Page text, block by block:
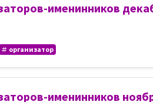
именинников
организатор
именинников